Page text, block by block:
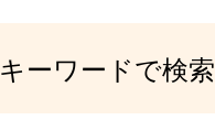
キーワードで検索